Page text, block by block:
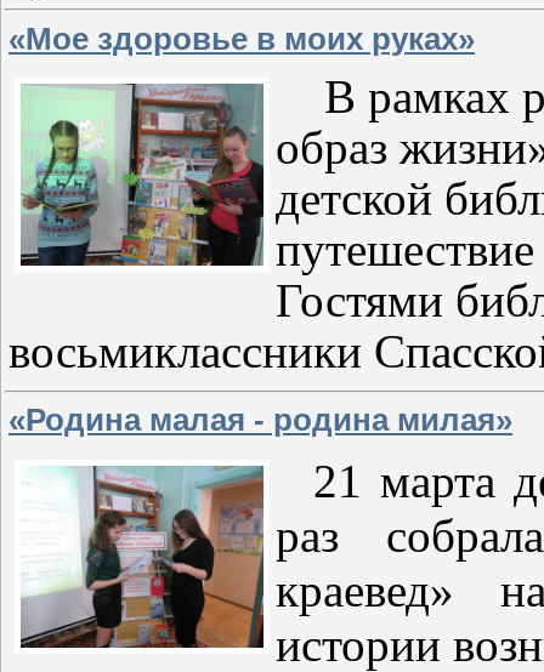
«Мое здоровье в моих руках»
В рамках
образ
детской
Гостями
восьмиклассники
«Родина малая - родина милая»
21 марта
раз
краевед»
истории